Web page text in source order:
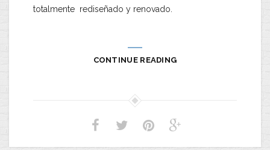
totalmente rediseñado y renovado.
CONTINUE READING